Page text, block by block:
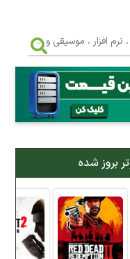
در کانال رسمی دانلود در
بروز شده